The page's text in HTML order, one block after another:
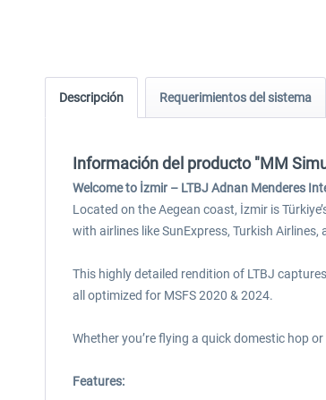
Descripción Requerimientos del sistema
Información del producto "MM
Welcome to İzmir – LTBJ Adnan Menderes
Located on the Aegean coast, İzmir is
with airlines like SunExpress, Turkish
This highly detailed rendition of LTBJ
all optimized for MSFS 2020 & 2024.
Whether you’re flying a quick domestic hop
Features: